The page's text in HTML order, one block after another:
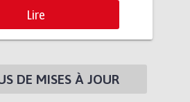
Lire
DE MISES À JOUR